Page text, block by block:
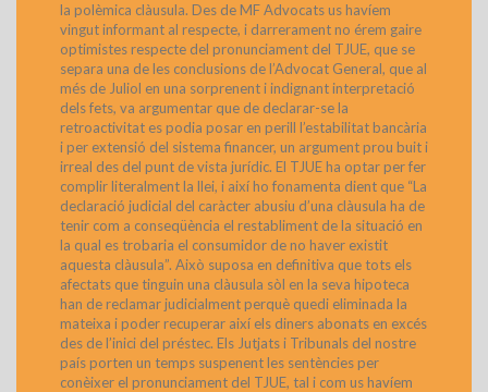
la polèmica clàusula. Des de MF Advocats us havíem
vingut informant al respecte, i darrerament no érem gaire
optimistes respecte del pronunciament del TJUE, que se
separa una de les conclusions de l’Advocat General, que al
més de Juliol en una sorprenent i indignant interpretació
dels fets, va argumentar que de declarar-se la
retroactivitat es podia posar en perill l’estabilitat bancària
i per extensió del sistema financer, un argument prou buit i
irreal des del punt de vista jurídic. El TJUE ha optar per fer
complir literalment la llei, i així ho fonamenta dient que “La
declaració judicial del caràcter abusiu d’una clàusula ha de
tenir com a conseqüència el restabliment de la situació en
la qual es trobaria el consumidor de no haver existit
aquesta clàusula”. Això suposa en definitiva que tots els
afectats que tinguin una clàusula sòl en la seva hipoteca
han de reclamar judicialment perquè quedi eliminada la
mateixa i poder recuperar així els diners abonats en excés
des de l’inici del préstec. Els Jutjats i Tribunals del nostre
país porten un temps suspenent les sentències per
conèixer el pronunciament del TJUE, tal i com us havíem